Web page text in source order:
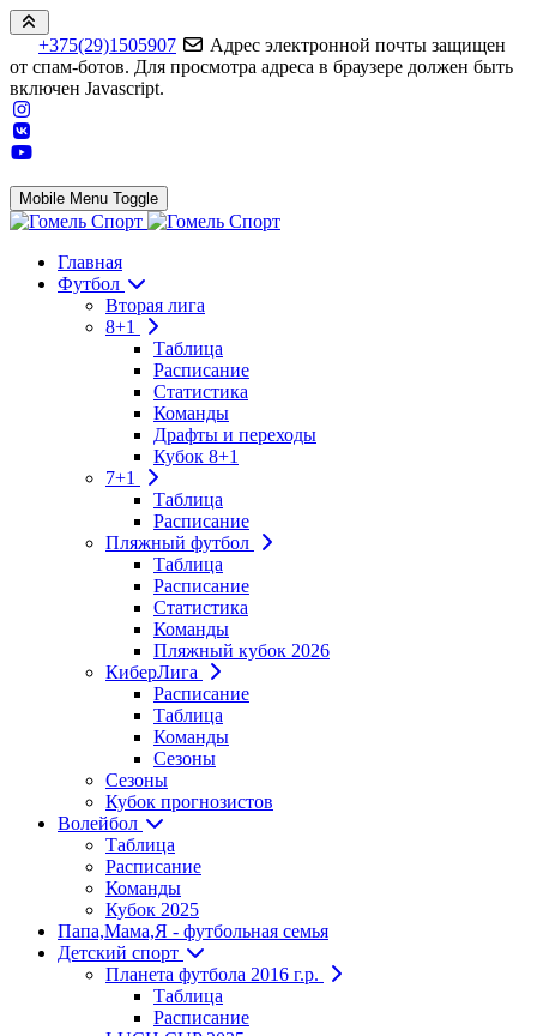
+375(29)1505907
Адрес электронной почты защищен
от спам-ботов. Для просмотра адреса в браузере должен быть
включен Javascript.
Mobile Menu Toggle
Главная
Футбол
Вторая лига
8+1
Таблица
Расписание
Статистика
Команды
Драфты и переходы
Кубок 8+1
7+1
Таблица
Расписание
Пляжный футбол
Таблица
Расписание
Статистика
Команды
Пляжный кубок 2026
КиберЛига
Расписание
Таблица
Команды
Сезоны
Сезоны
Кубок прогнозистов
Волейбол
Таблица
Расписание
Команды
Кубок 2025
Папа,Мама,Я - футбольная семья
Детский спорт
Планета футбола 2016 г.р.
Таблица
Расписание